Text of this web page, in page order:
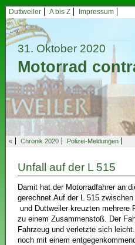
Duttweiler A bis Z Impressum
31. Oktober 2020
Motorrad
« Chronik 2020 Polizei-Meldungen
Unfall auf der L 515
Damit hat der Motorradfahrer an
gerechnet.Auf der L 515 zwischen
und Duttweiler kreuzten mehrere
zu einem Zusammenstoß. Der
Fahrzeug und verletzte sich
noch mit einem